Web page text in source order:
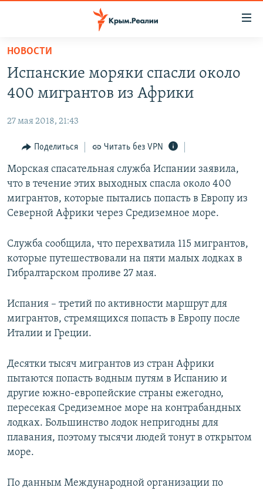
Вернуться
основному
содержанию
навигации
Вернутся
поиску
КАРТА ВОЕННЫХ ОБЪЕКТОВ КРЫМА
11 ЛЕТ ОККУПАЦИИ КРЫМА. 11 ИСТОРИЙ СОПРОТИВЛЕНИЯ
ИСТОРИЯ
ЕЩЕ
ИНТЕРАКТИВ
ТЕЛЕПРОЕКТ КРЫМ.РЕАЛИИ
ПОБЕДИТЕЛЕЙ НЕ СУДЯТ?
ELIFBE
УКРАИНСКАЯ ПРОБЛЕМА КРЫМА
РАДІО СВОБОДА
КАК ОБОЙТИ БЛОКИРОВКУ
Українською
Qırımtatar
ПРИСОЕДИНЯЙТЕСЬ!
НОВОСТИ
Испанские моряки спасли около
400 мигрантов из Африки
27 мая 2018, 21:43
Поделиться Читать без VPN
Морская спасательная служба Испании заявила,
что в течение этих выходных спасла около 400
мигрантов, которые пытались попасть в Европу из
Северной Африки через Средиземное море.
Служба сообщила, что перехватила 115 мигрантов,
которые путешествовали на пяти малых лодках в
Гибралтарском проливе 27 мая.
Испания – третий по активности маршрут для
мигрантов, стремящихся попасть в Европу после
Италии и Греции.
Десятки тысяч мигрантов из стран Африки
пытаются попасть водным путям в Испанию и
другие южно-европейские страны ежегодно,
пересекая Средиземное море на контрабандных
лодках. Большинство лодок непригодны для
плавания, поэтому тысячи людей тонут в открытом
море.
По данным Международной организации по